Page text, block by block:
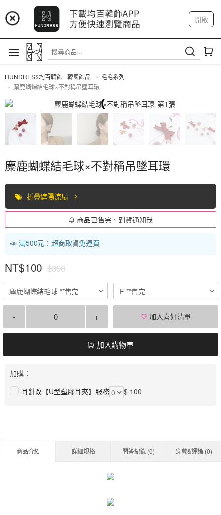
📢 市集預告：9/4-9/6 淡水捷運站
📢 市集預告：9/12-9/13 八里海巡基地
📢 市集預告：8/22-8/23 桃園青埔置地廣場
開啟
註冊 我的帳戶
HUNDRESS均百韓飾 | 韓國飾品
毛毛系列
麋鹿蝴蝶結毛球×不對稱吊墜耳環
全部商品
麋鹿蝴蝶結毛球×不對稱吊墜耳環
折疊遮陽涼扇
商品已售完，到貨通知我
📣 滿500元：超商取貨免運費
NT$100 $390
麋鹿蝴蝶結毛球 **售完 F **售完
- + 加入喜好清單
加入購物車
加購：
耳針改【U型塑膠耳夾】服務
$ 100
商品介紹 詳細規格 問答紀錄 (0) 穿戴&評論 (0)